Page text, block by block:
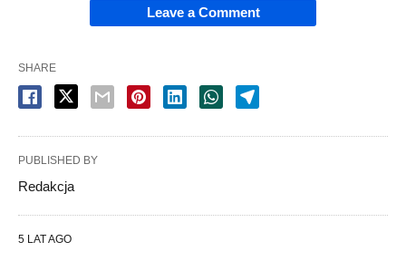
Leave a Comment
SHARE
PUBLISHED BY
Redakcja
5 LAT AGO